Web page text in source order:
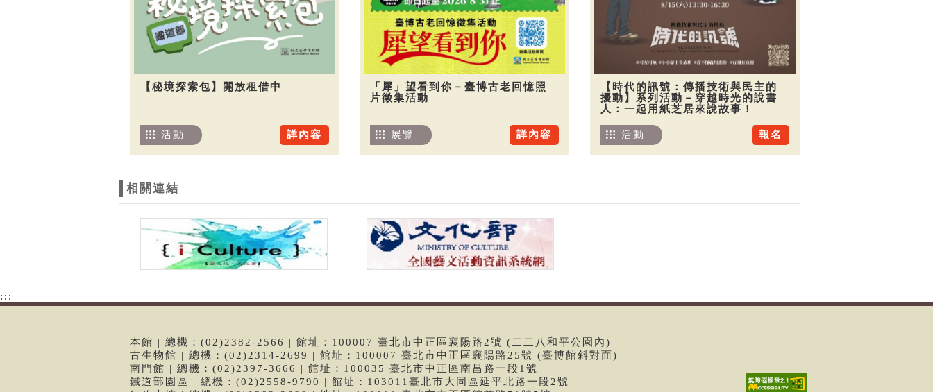
【秘境探索包】開放租借中
詳內容
活動
「犀」望看到你－臺博古老回憶照
片徵集活動
詳內容
展覽
【時代的訊號：傳播技術與民主的
擾動】系列活動－穿越時光的說書
人：一起用紙芝居來說故事！
報名
活動
相關連結
:::
本館 | 總機：(02)2382-2566 | 館址：100007 臺北市中正區襄陽路2號 (二二八和平公園內)
古生物館 | 總機：(02)2314-2699 | 館址：100007 臺北市中正區襄陽路25號 (臺博館斜對面)
南門館 | 總機：(02)2397-3666 | 館址：100035 臺北市中正區南昌路一段1號
鐵道部園區 | 總機：(02)2558-9790 | 館址：103011臺北市大同區延平北路一段2號